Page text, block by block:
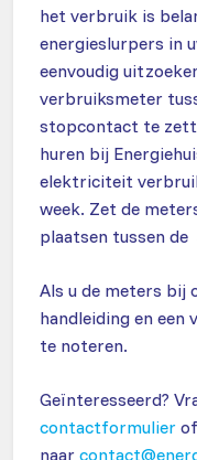
het verbruik is
energieslurpers in
eenvoudig
verbruiksmeter
stopcontact te
huren bij
elektriciteit
week. Zet de
plaatsen tussen
Als u de meters bij
handleiding en
te noteren.
Geïnteresseerd?
contactformulier
naar